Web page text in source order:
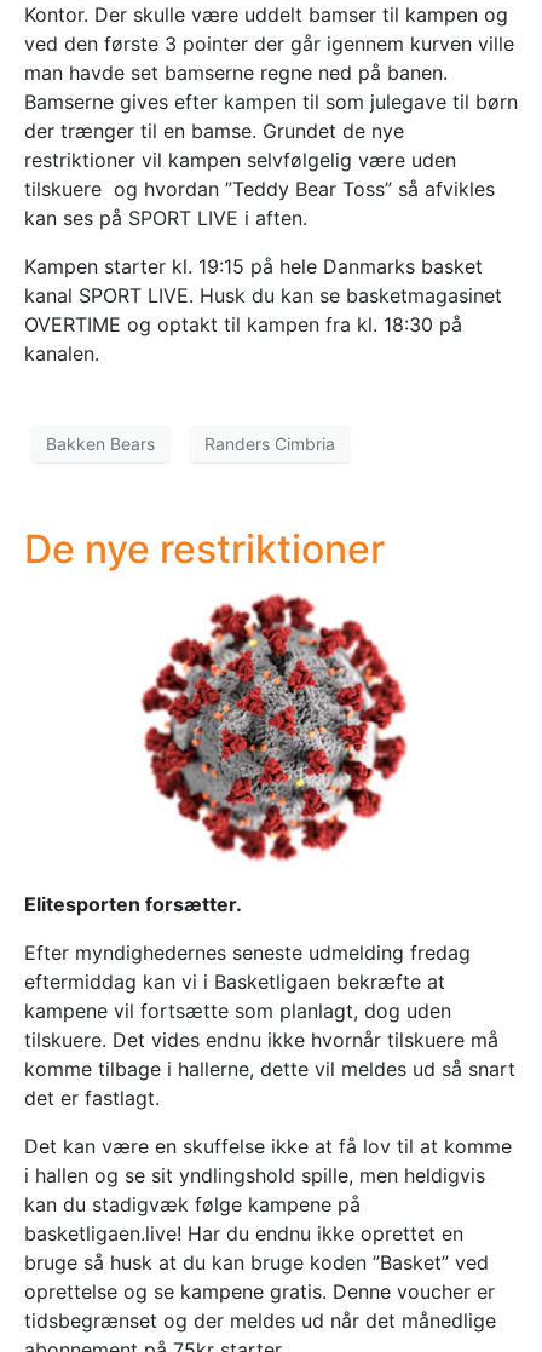
Kontor. Der skulle være uddelt bamser til kampen og
ved den første 3 pointer der går igennem kurven ville
man havde set bamserne regne ned på banen.
Bamserne gives efter kampen til som julegave til børn
der trænger til en bamse. Grundet de nye
restriktioner vil kampen selvfølgelig være uden
tilskuere og hvordan ”Teddy Bear Toss” så afvikles
kan ses på SPORT LIVE i aften.
Kampen starter kl. 19:15 på hele Danmarks basket
kanal SPORT LIVE. Husk du kan se basketmagasinet
OVERTIME og optakt til kampen fra kl. 18:30 på
kanalen.
Bakken Bears Randers Cimbria
De nye restriktioner
Elitesporten forsætter.
Efter myndighedernes seneste udmelding fredag
eftermiddag kan vi i Basketligaen bekræfte at
kampene vil fortsætte som planlagt, dog uden
tilskuere. Det vides endnu ikke hvornår tilskuere må
komme tilbage i hallerne, dette vil meldes ud så snart
det er fastlagt.
Det kan være en skuffelse ikke at få lov til at komme
i hallen og se sit yndlingshold spille, men heldigvis
kan du stadigvæk følge kampene på
basketligaen.live! Har du endnu ikke oprettet en
bruge så husk at du kan bruge koden ”Basket” ved
oprettelse og se kampene gratis. Denne voucher er
tidsbegrænset og der meldes ud når det månedlige